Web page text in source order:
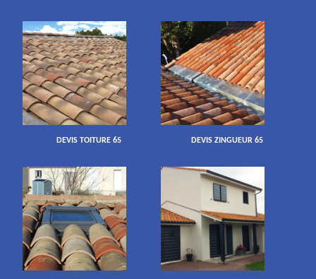
DEVIS TOITURE 65 DEVIS ZINGUEUR 65